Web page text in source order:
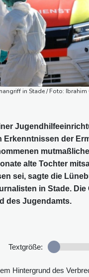
in Stade / Foto: Ibrahim
der
alte Tochter
sei, sagte die
in Stade. Die
des Jugendamts.
Textgröße:
Hintergrund des